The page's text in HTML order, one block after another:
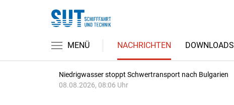
MENÜ NACHRICHTEN DOWNLOADS
Niedrigwasser stoppt Schwertransport nach Bulgarien
08.08.2026, 08:06 Uhr